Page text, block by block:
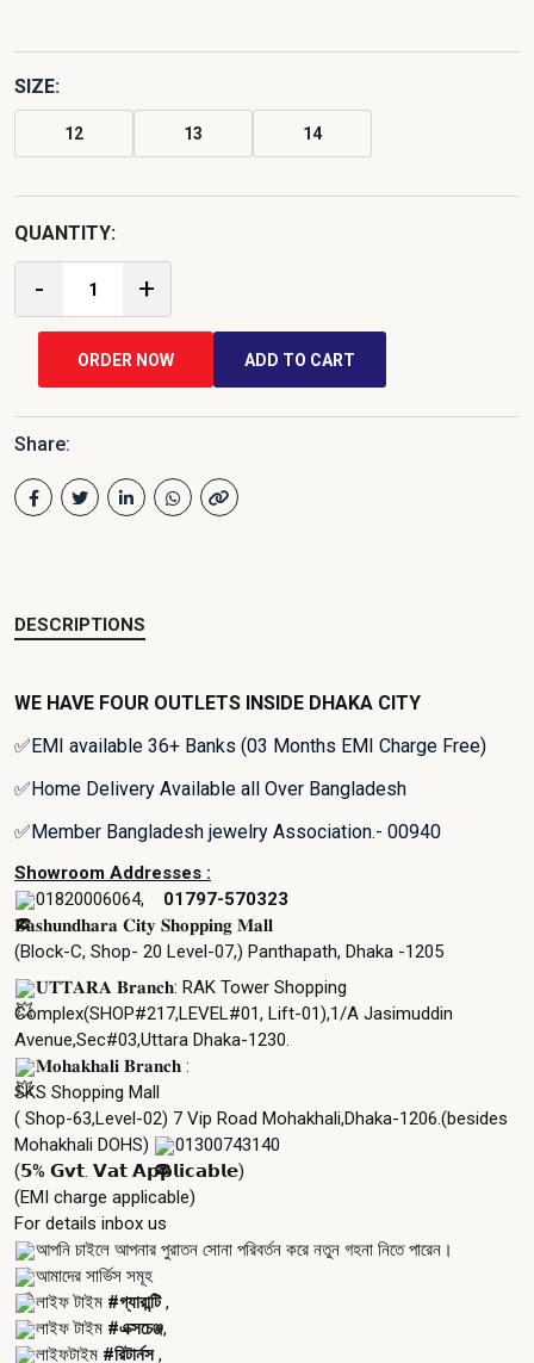
SIZE:
12 13 14
QUANTITY:
- +
ORDER NOW ADD TO CART
Share:
DESCRIPTIONS
WE HAVE FOUR OUTLETS INSIDE DHAKA CITY
✅EMI available 36+ Banks (03 Months EMI Charge Free)
✅Home Delivery Available all Over Bangladesh
✅Member Bangladesh jewelry Association.- 00940
Showroom Addresses :
01820006064,
01797-570323
𝐁𝐚𝐬𝐡𝐮𝐧𝐝𝐡𝐚𝐫𝐚 𝐂𝐢𝐭𝐲 𝐒𝐡𝐨𝐩𝐩𝐢𝐧𝐠 𝐌𝐚𝐥𝐥
(Block-C, Shop- 20 Level-07,) Panthapath, Dhaka -1205
𝐔𝐓𝐓𝐀𝐑𝐀 𝐁𝐫𝐚𝐧𝐜𝐡: RAK Tower Shopping
Complex(SHOP#217,LEVEL#01, Lift-01),1/A Jasimuddin
Avenue,Sec#03,Uttara Dhaka-1230.
𝐌𝐨𝐡𝐚𝐤𝐡𝐚𝐥𝐢 𝐁𝐫𝐚𝐧𝐜𝐡 :
SKS Shopping Mall
( Shop-63,Level-02) 7 Vip Road Mohakhali,Dhaka-1206.(besides
Mohakhali DOHS)
01300743140
(𝟱% 𝗚𝘃𝘁. 𝗩𝗮𝘁 𝗔𝗽𝗽𝗹𝗶𝗰𝗮𝗯𝗹𝗲)
(EMI charge applicable)
For details inbox us
আপনি চাইলে আপনার পুরাতন সোনা পরিবর্তন করে নতুন গহনা নিতে পারেন।
আমাদের সার্ভিস সমূহ
লাইফ টাইম #গ্যারান্টি,
লাইফ টাইম #এক্সচেঞ্জ,
লাইফটাইম #রিটার্নস,